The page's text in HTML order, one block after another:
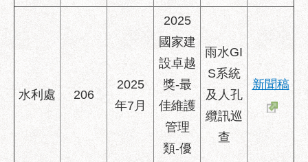
水利處 206
2025
年7月
2025
國家建
設卓越
獎-最
佳維護
管理
類-優
雨水GI
S系統
及人孔
纜訊巡
查
新聞稿